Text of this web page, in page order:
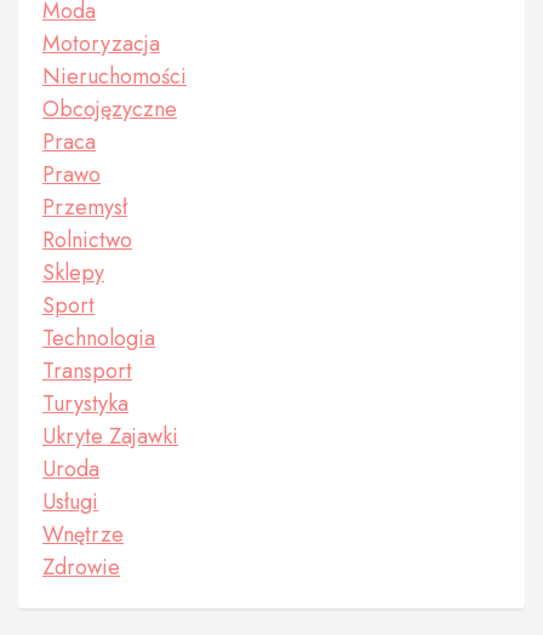
Moda
Motoryzacja
Nieruchomości
Obcojęzyczne
Praca
Prawo
Przemysł
Rolnictwo
Sklepy
Sport
Technologia
Transport
Turystyka
Ukryte Zajawki
Uroda
Usługi
Wnętrze
Zdrowie